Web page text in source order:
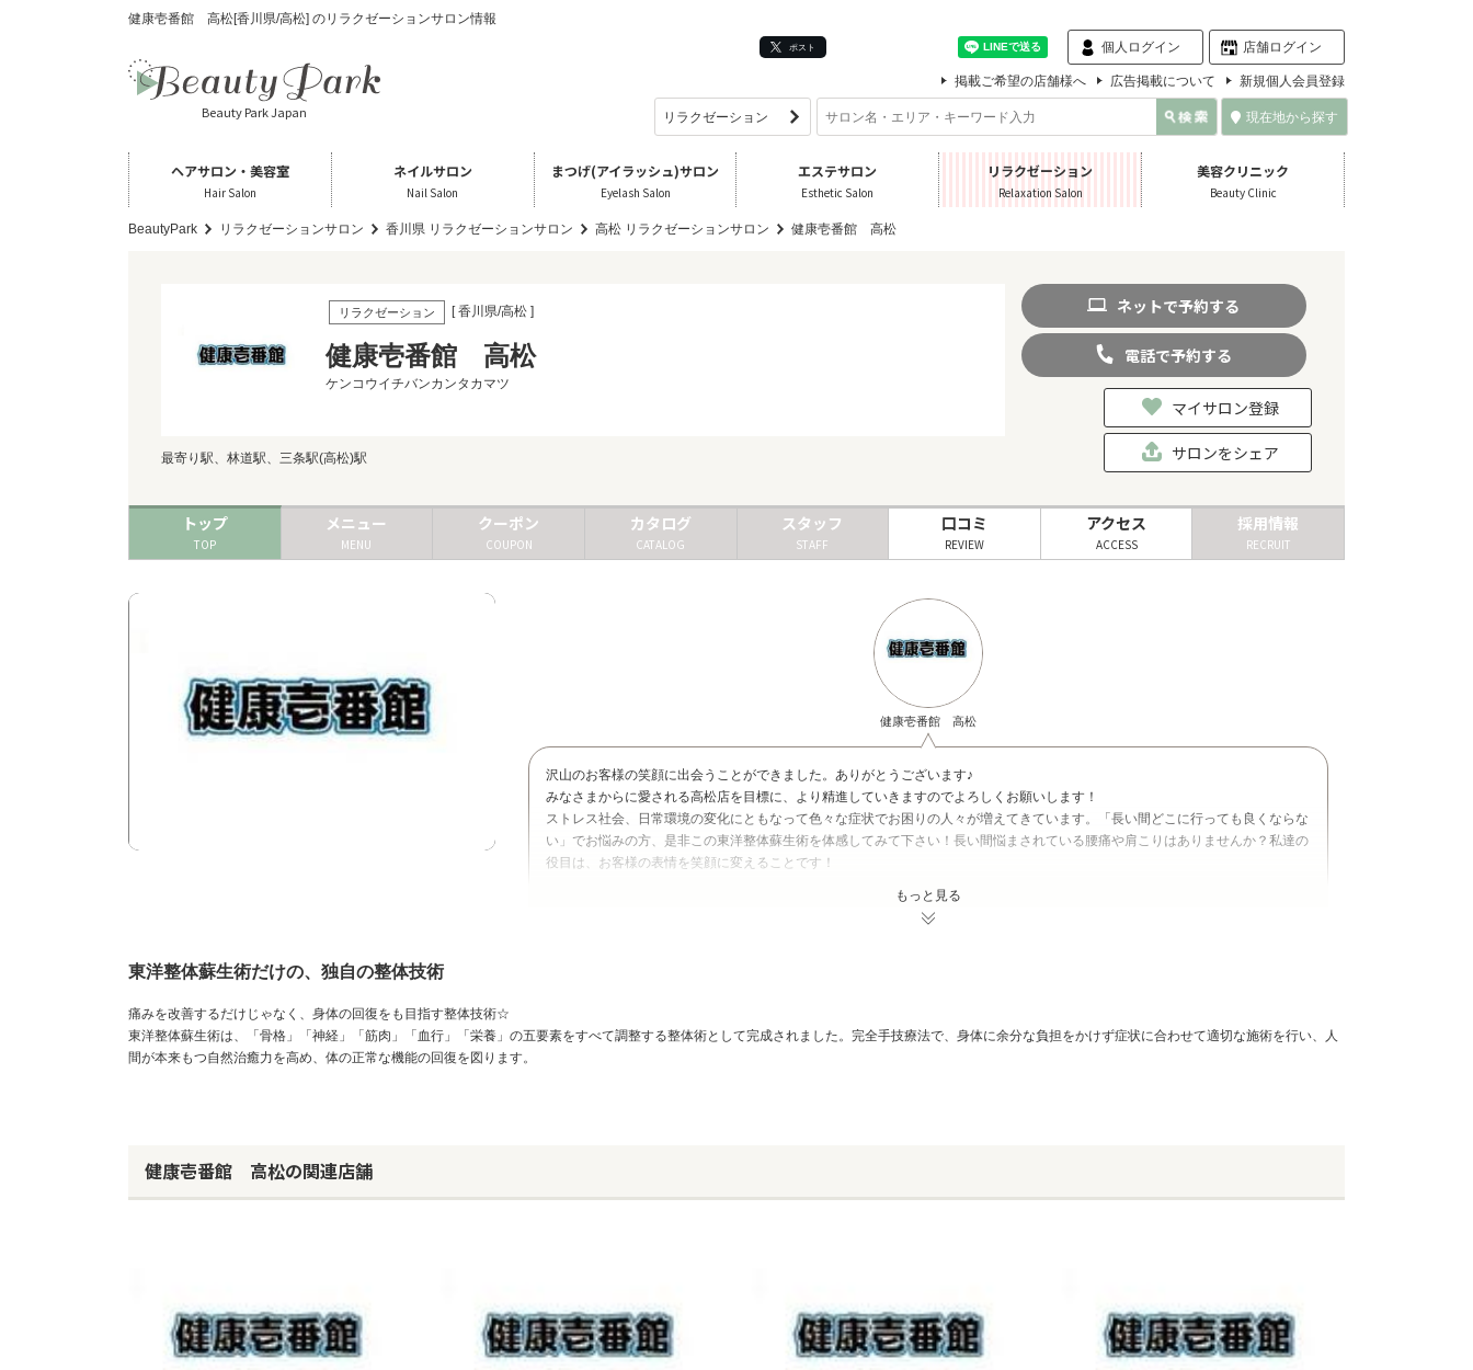
健康壱番館 高松[香川県/高松] のリラクゼーションサロン情報
ポスト 個人ログイン 店舗ログイン
Beauty Park Japan
掲載ご希望の店舗様へ 広告掲載について 新規個人会員登録
現在地から探す
ヘアサロン・美容室
Hair Salon
ネイルサロン
Nail Salon
まつげ(アイラッシュ)サロン
Eyelash Salon
エステサロン
Esthetic Salon
リラクゼーション
Relaxation Salon
美容クリニック
Beauty Clinic
BeautyPark リラクゼーションサロン 香川県 リラクゼーションサロン 高松 リラクゼーションサロン 健康壱番館 高松
リラクゼーション [ 香川県/高松 ]
健康壱番館 高松
ケンコウイチバンカンタカマツ
最寄り駅、林道駅、三条駅(高松)駅
ネットで予約する
電話で予約する
マイサロン登録
サロンをシェア
トップ
TOP
メニュー
MENU
クーポン
COUPON
カタログ
CATALOG
スタッフ
STAFF
口コミ
REVIEW
アクセス
ACCESS
採用情報
RECRUIT
健康壱番館 高松
沢山のお客様の笑顔に出会うことができました。ありがとうございます♪
みなさまからに愛される高松店を目標に、より精進していきますのでよろしくお願いします！
ストレス社会、日常環境の変化にともなって色々な症状でお困りの人々が増えてきています。「長い間どこに行っても良くならな
い」でお悩みの方、是非この東洋整体蘇生術を体感してみて下さい！長い間悩まされている腰痛や肩こりはありませんか？私達の
役目は、お客様の表情を笑顔に変えることです！
もっと見る
東洋整体蘇生術だけの、独自の整体技術
痛みを改善するだけじゃなく、身体の回復をも目指す整体技術☆
東洋整体蘇生術は、「骨格」「神経」「筋肉」「血行」「栄養」の五要素をすべて調整する整体術として完成されました。完全手技療法で、身体に余分な負担をかけず症状に合わせて適切な施術を行い、人
間が本来もつ自然治癒力を高め、体の正常な機能の回復を図ります。
健康壱番館 高松の関連店舗